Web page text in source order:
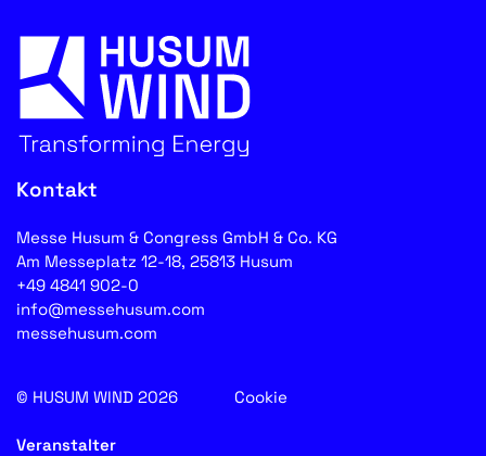
Kontakt
Messe Husum & Congress GmbH & Co. KG
Am Messeplatz 12-18, 25813 Husum
+49 4841 902-0
info@messehusum.com
messehusum.com
© HUSUM WIND 2026 Cookie
Veranstalter